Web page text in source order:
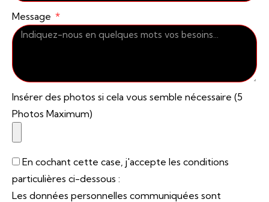
Message
Insérer des photos si cela vous semble nécessaire (5
Photos Maximum)
En cochant cette case, j'accepte les conditions
particulières ci-dessous :
Les données personnelles communiquées sont